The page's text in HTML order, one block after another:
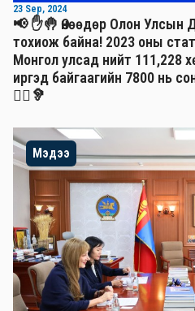
23 Sep, 2024
📢 ✋🤚 Өнөөдөр Олон Улсын
тохиож байна! 2023 оны
Монгол улсад нийт 111,228
иргэд байгаагийн 7800 нь
🧏‍♂️🦻
Мэдээ